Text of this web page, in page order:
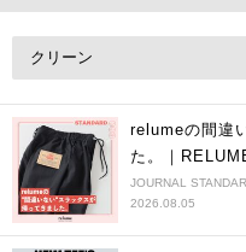
クリーン
relumeの間違
た。｜
JOURNAL
2026.08.05